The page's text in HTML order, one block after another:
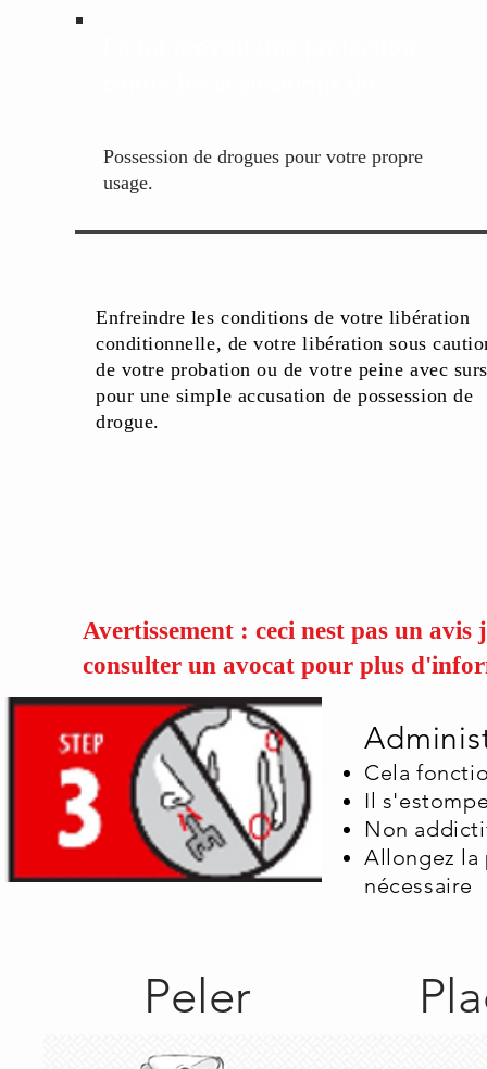
Possession de drogues pour votre propre
usage.
Enfreindre les conditions de votre libération
conditionnelle, de votre libération sous
de votre probation ou de votre peine avec
pour une simple accusation de possession de
drogue.
Avertissement : ceci nest pas un
consulter un avocat pour plus
Cela
Il
Non
​Allongez la
nécessaire
Peler